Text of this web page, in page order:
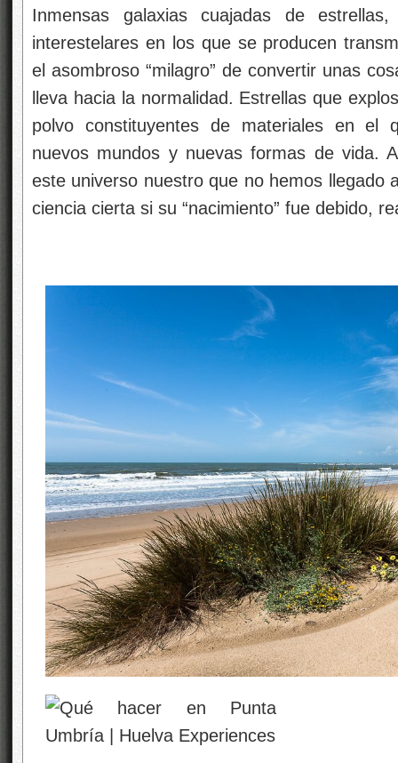
Inmensas galaxias cuajadas de
interestelares en los que se producen
el asombroso “milagro” de convertir unas
lleva hacia la normalidad. Estrellas que
polvo constituyentes de materiales en el
nuevos mundos y nuevas formas de vida.
este universo nuestro que no hemos llegado
ciencia cierta si su “nacimiento” fue debido,